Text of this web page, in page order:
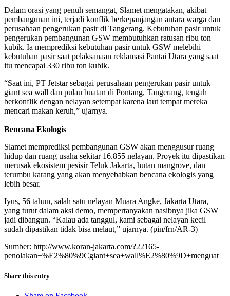
Dalam orasi yang penuh semangat, Slamet mengatakan, akibat
pembangunan ini, terjadi konflik berkepanjangan antara warga dan
perusahaan pengerukan pasir di Tangerang. Kebutuhan pasir untuk
pengerukan pembangunan GSW membutuhkan ratusan ribu ton
kubik. Ia memprediksi kebutuhan pasir untuk GSW melebihi
kebutuhan pasir saat pelaksanaan reklamasi Pantai Utara yang saat
itu mencapai 330 ribu ton kubik.
“Saat ini, PT Jetstar sebagai perusahaan pengerukan pasir untuk
giant sea wall dan pulau buatan di Pontang, Tangerang, tengah
berkonflik dengan nelayan setempat karena laut tempat mereka
mencari makan keruh,” ujarnya.
Bencana Ekologis
Slamet memprediksi pembangunan GSW akan menggusur ruang
hidup dan ruang usaha sekitar 16.855 nelayan. Proyek itu dipastikan
merusak ekosistem pesisir Teluk Jakarta, hutan mangrove, dan
terumbu karang yang akan menyebabkan bencana ekologis yang
lebih besar.
Iyus, 56 tahun, salah satu nelayan Muara Angke, Jakarta Utara,
yang turut dalam aksi demo, mempertanyakan nasibnya jika GSW
jadi dibangun. “Kalau ada tanggul, kami sebagai nelayan kecil
sudah dipastikan tidak bisa melaut,” ujarnya. (pin/frn/AR-3)
Sumber: http://www.koran-jakarta.com/?22165-
penolakan+%E2%80%9Cgiant+sea+wall%E2%80%9D+menguat
Share this entry